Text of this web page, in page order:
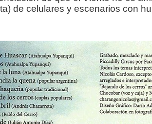
de celulares y escenarios con